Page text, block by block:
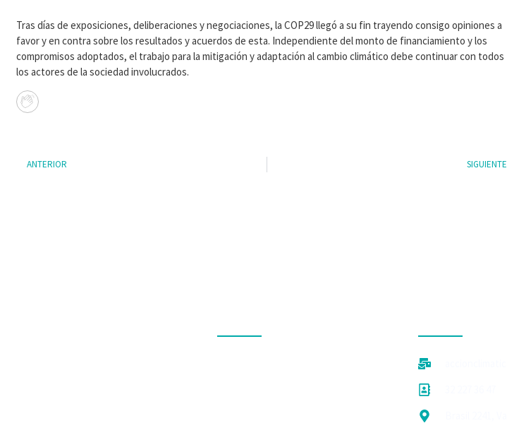
Tras días de exposiciones, deliberaciones y negociaciones, la COP29 llegó a su fin trayendo consigo opiniones a
favor y en contra sobre los resultados y acuerdos de esta. Independiente del monto de financiamiento y los
compromisos adoptados, el trabajo para la mitigación y adaptación al cambio climático debe continuar con todos
los actores de la sociedad involucrados.
ANTERIOR SIGUIENTE